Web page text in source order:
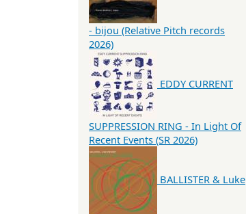
- bijou (Relative Pitch records
2026)
EDDY CURRENT
SUPPRESSION RING - In Light Of
Recent Events (SR 2026)
BALLISTER & Luke